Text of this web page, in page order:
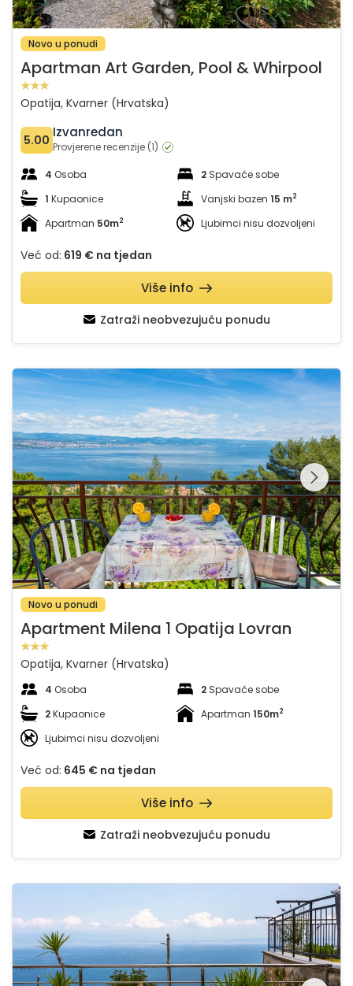
Novo u ponudi
Apartman Art Garden, Pool & Whirpool
Opatija, Kvarner (Hrvatska)
5.00 Izvanredan
Provjerene recenzije (1)
4 Osoba 2 Spavaće sobe
1 Kupaonice Vanjski bazen 15 m2
Apartman 50m2 Ljubimci nisu dozvoljeni
Već od: 619 € na tjedan
Zatraži neobvezujuću ponudu
Više info
Apartment Milena 1 Opatija Lovran
Pregledajte cijelu
galeriju na
Novo u ponudi
Apartment Milena 1 Opatija Lovran
Opatija, Kvarner (Hrvatska)
4 Osoba 2 Spavaće sobe
2Kupaonice Apartman 150m2
Ljubimci nisu dozvoljeni
Već od: 645 € na tjedan
Zatraži neobvezujuću ponudu
Više info
Pregledajte cijelu